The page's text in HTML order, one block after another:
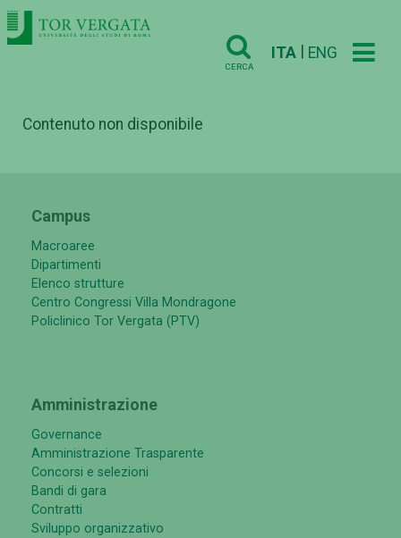
CERCA
ITA ENG
Contenuto non disponibile
Campus
Macroaree
Dipartimenti
Elenco strutture
Centro Congressi Villa Mondragone
Policlinico Tor Vergata (PTV)
Amministrazione
Governance
Amministrazione Trasparente
Concorsi e selezioni
Bandi di gara
Contratti
Sviluppo organizzativo